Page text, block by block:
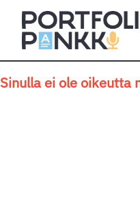
Siirry sisältöön
Sinulla ei ole oikeutta